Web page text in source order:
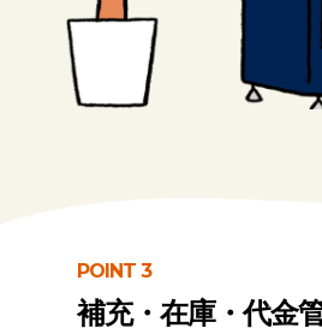
POINT 3
補充・在庫・代金